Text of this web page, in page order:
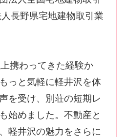
長野県宅地建物取引業
携わってきた経験か
っと気軽に軽井沢を体
を受け、別荘の短期レ
始めました。不動産と
軽井沢の魅力をさらに